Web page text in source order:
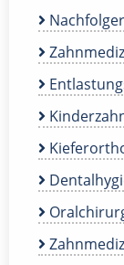
Nachfolger